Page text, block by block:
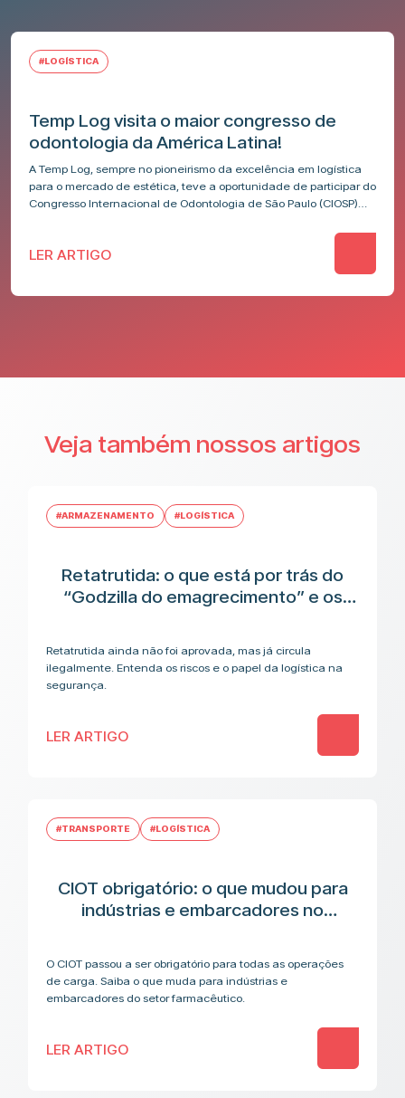
#LOGÍSTICA
Temp Log visita o maior congresso de
odontologia da América Latina!
A Temp Log, sempre no pioneirismo da excelência em logística
para o mercado de estética, teve a oportunidade de participar do
Congresso Internacional de Odontologia de São Paulo (CIOSP)
LER ARTIGO
Veja também nossos artigos
#ARMAZENAMENTO #LOGÍSTICA
Retatrutida: o que está por trás do
“Godzilla do emagrecimento” e os
Retatrutida ainda não foi aprovada, mas já circula
ilegalmente. Entenda os riscos e o papel da logística na
segurança.
LER ARTIGO
#TRANSPORTE #LOGÍSTICA
CIOT obrigatório: o que mudou para
indústrias e embarcadores no
O CIOT passou a ser obrigatório para todas as operações
de carga. Saiba o que muda para indústrias e
embarcadores do setor farmacêutico.
LER ARTIGO